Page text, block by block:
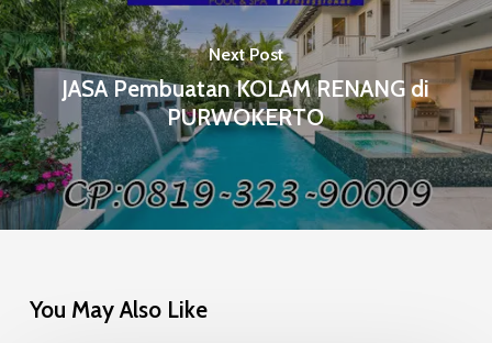
Next Post
JASA Pembuatan KOLAM RENANG di
PURWOKERTO
You May Also Like